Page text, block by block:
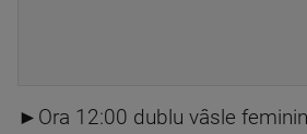
►Ora 12:00 dublu vâsle